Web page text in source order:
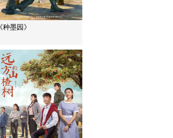
共同關注
百年潮起 再現張謇傳
一醋一面 “酸”出億萬
財路
生財有道
《种墨园》